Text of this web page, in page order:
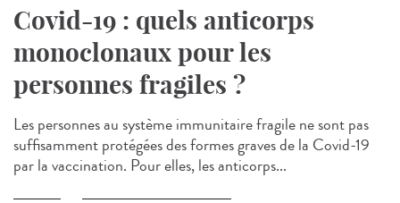
Covid-19 : quels anticorps
monoclonaux pour les
personnes fragiles ?
Les personnes au système immunitaire fragile ne sont pas
suffisamment protégées des formes graves de la Covid-19
par la vaccination. Pour elles, les anticorps...